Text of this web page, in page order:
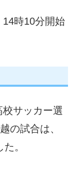
14時10分開始
サッカー選
の試合は、
。